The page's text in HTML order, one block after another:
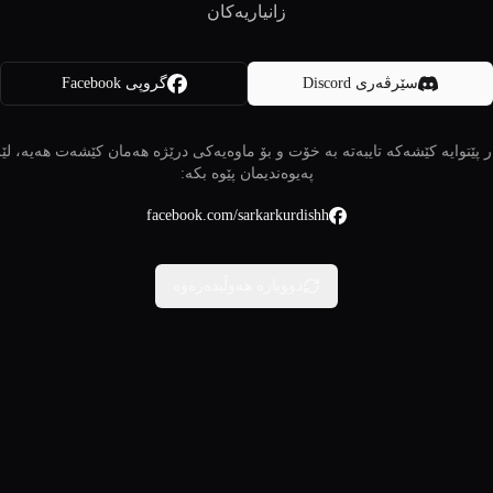
زانیاریەکان
سێرڤەری Discord گروپی Facebook
پێتوایە کێشەکە تایبەتە بە خۆت و بۆ ماوەیەکی درێژە هەمان کێشەت هەیە،
پەیوەندیمان پێوە بکە:
facebook.com/sarkarkurdishh